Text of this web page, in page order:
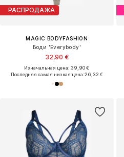
РАСПРОДАЖА
MAGIC BODYFASHION
Боди 'Everybody'
32,90 €
Изначальная цена: 39,90 €
Последняя самая низкая цена:26,32 €